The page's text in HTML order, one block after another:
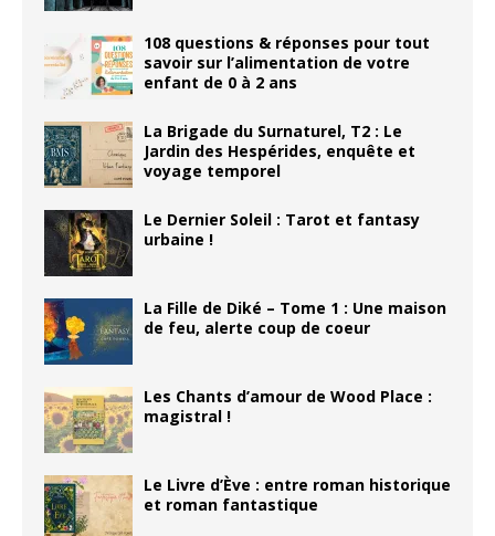
108 questions & réponses pour tout
savoir sur l’alimentation de votre
enfant de 0 à 2 ans
La Brigade du Surnaturel, T2 : Le
Jardin des Hespérides, enquête et
voyage temporel
Le Dernier Soleil : Tarot et fantasy
urbaine !
La Fille de Diké – Tome 1 : Une maison
de feu, alerte coup de coeur
Les Chants d’amour de Wood Place :
magistral !
Le Livre d’Ève : entre roman historique
et roman fantastique